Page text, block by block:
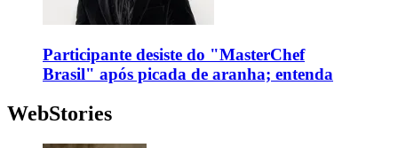
Participante desiste do "MasterChef
Brasil" após picada de aranha; entenda
WebStories